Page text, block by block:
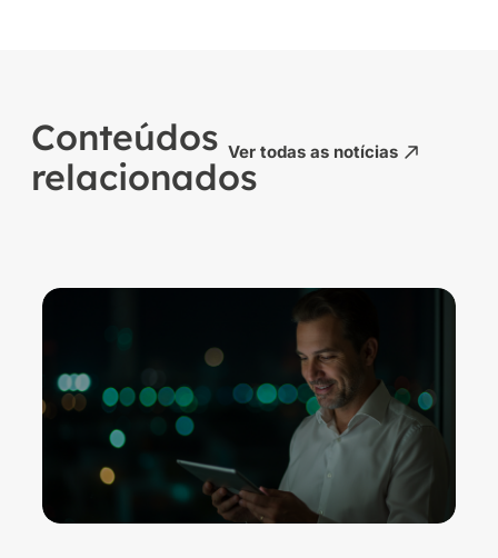
Conteúdos
relacionados
Ver todas as notícias